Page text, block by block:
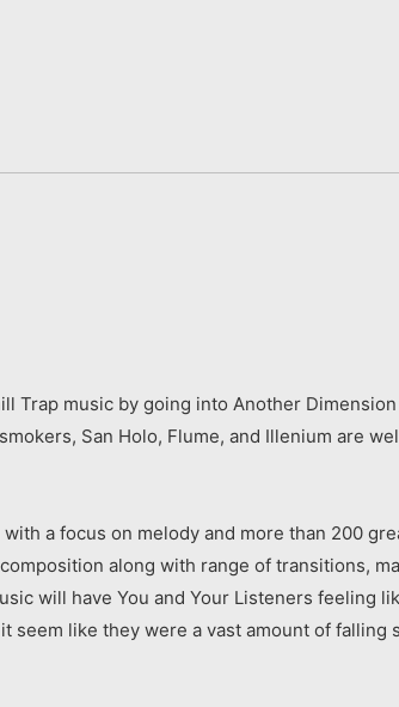
music by going into Another
San Holo, Flume, and Illenium are
with a focus on melody and more than 200
along with range of transitions,
will have You and Your Listeners feeling
like they were a vast amount of